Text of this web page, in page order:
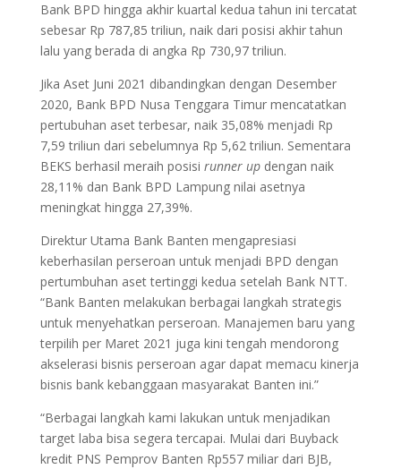
Bank BPD hingga akhir kuartal kedua tahun ini tercatat
sebesar Rp 787,85 triliun, naik dari posisi akhir tahun
lalu yang berada di angka Rp 730,97 triliun.
Jika Aset Juni 2021 dibandingkan dengan Desember
2020, Bank BPD Nusa Tenggara Timur mencatatkan
pertubuhan aset terbesar, naik 35,08% menjadi Rp
7,59 triliun dari sebelumnya Rp 5,62 triliun. Sementara
BEKS berhasil meraih posisi runner updengan naik
28,11% dan Bank BPD Lampung nilai asetnya
meningkat hingga 27,39%.
Direktur Utama Bank Banten mengapresiasi
keberhasilan perseroan untuk menjadi BPD dengan
pertumbuhan aset tertinggi kedua setelah Bank NTT.
“Bank Banten melakukan berbagai langkah strategis
untuk menyehatkan perseroan. Manajemen baru yang
terpilih per Maret 2021 juga kini tengah mendorong
akselerasi bisnis perseroan agar dapat memacu kinerja
bisnis bank kebanggaan masyarakat Banten ini.”
“Berbagai langkah kami lakukan untuk menjadikan
target laba bisa segera tercapai. Mulai dari Buyback
kredit PNS Pemprov Banten Rp557 miliar dari BJB,